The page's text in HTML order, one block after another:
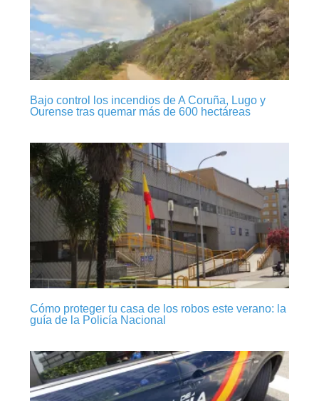
Bajo control los incendios de A Coruña, Lugo y
Ourense tras quemar más de 600 hectáreas
Cómo proteger tu casa de los robos este verano: la
guía de la Policía Nacional